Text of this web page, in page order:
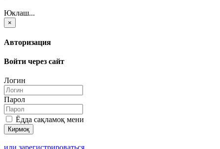
Юклаш...
×
Авторизация
Войти через сайт
Логин
Парол
Ёдда сақламоқ мени